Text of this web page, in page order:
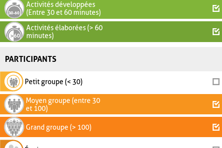
Activités développées
(Entre 30 et 60 minutes)
Activités élaborées (> 60
minutes)
PARTICIPANTS
Petit groupe (< 30)
Moyen groupe (entre 30
et 100)
Grand groupe (> 100)